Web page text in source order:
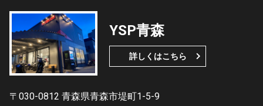
YSP青森
詳しくはこちら
〒030-0812 青森県青森市堤町1-5-9